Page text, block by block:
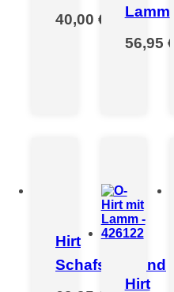
40,00 €
Lamm
56,95 €
Hirt
Schafscherend
Hirt